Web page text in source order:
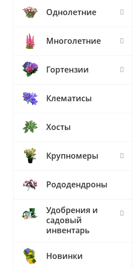
Однолетние
Многолетние
Гортензии
Клематисы
Хосты
Крупномеры
Рододендроны
Удобрения и
садовый
инвентарь
Новинки